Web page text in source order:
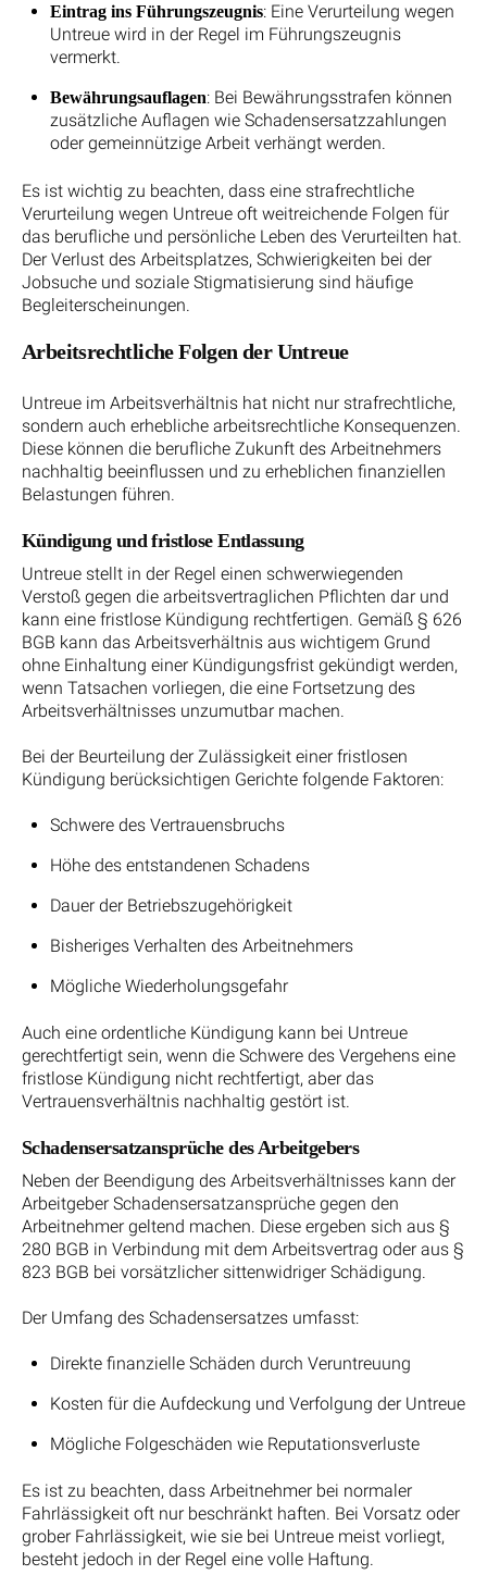
Eintrag ins Führungszeugnis: Eine Verurteilung wegen
Untreue wird in der Regel im Führungszeugnis
vermerkt.
Bewährungsauflagen: Bei Bewährungsstrafen können
zusätzliche Auflagen wie Schadensersatzzahlungen
oder gemeinnützige Arbeit verhängt werden.
Es ist wichtig zu beachten, dass eine strafrechtliche
Verurteilung wegen Untreue oft weitreichende Folgen für
das berufliche und persönliche Leben des Verurteilten hat.
Der Verlust des Arbeitsplatzes, Schwierigkeiten bei der
Jobsuche und soziale Stigmatisierung sind häufige
Begleiterscheinungen.
Arbeitsrechtliche Folgen der Untreue
Untreue im Arbeitsverhältnis hat nicht nur strafrechtliche,
sondern auch erhebliche arbeitsrechtliche Konsequenzen.
Diese können die berufliche Zukunft des Arbeitnehmers
nachhaltig beeinflussen und zu erheblichen finanziellen
Belastungen führen.
Kündigung und fristlose Entlassung
Untreue stellt in der Regel einen schwerwiegenden
Verstoß gegen die arbeitsvertraglichen Pflichten dar und
kann eine fristlose Kündigung rechtfertigen. Gemäß § 626
BGB kann das Arbeitsverhältnis aus wichtigem Grund
ohne Einhaltung einer Kündigungsfrist gekündigt werden,
wenn Tatsachen vorliegen, die eine Fortsetzung des
Arbeitsverhältnisses unzumutbar machen.
Bei der Beurteilung der Zulässigkeit einer fristlosen
Kündigung berücksichtigen Gerichte folgende Faktoren:
Schwere des Vertrauensbruchs
Höhe des entstandenen Schadens
Dauer der Betriebszugehörigkeit
Bisheriges Verhalten des Arbeitnehmers
Mögliche Wiederholungsgefahr
Auch eine ordentliche Kündigung kann bei Untreue
gerechtfertigt sein, wenn die Schwere des Vergehens eine
fristlose Kündigung nicht rechtfertigt, aber das
Vertrauensverhältnis nachhaltig gestört ist.
Schadensersatzansprüche des Arbeitgebers
Neben der Beendigung des Arbeitsverhältnisses kann der
Arbeitgeber Schadensersatzansprüche gegen den
Arbeitnehmer geltend machen. Diese ergeben sich aus §
280 BGB in Verbindung mit dem Arbeitsvertrag oder aus §
823 BGB bei vorsätzlicher sittenwidriger Schädigung.
Der Umfang des Schadensersatzes umfasst:
Direkte finanzielle Schäden durch Veruntreuung
Kosten für die Aufdeckung und Verfolgung der Untreue
Mögliche Folgeschäden wie Reputationsverluste
Es ist zu beachten, dass Arbeitnehmer bei normaler
Fahrlässigkeit oft nur beschränkt haften. Bei Vorsatz oder
grober Fahrlässigkeit, wie sie bei Untreue meist vorliegt,
besteht jedoch in der Regel eine volle Haftung.